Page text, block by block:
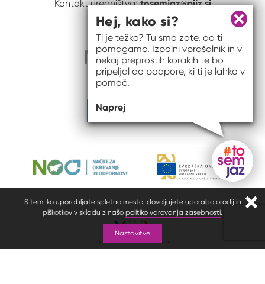
S tem, ko uporabljate spletno mesto, dovoljujete uporabo orodij in
piškotkov v skladu z našo politiko varovanja zasebnosti.
Nastavitve
Kontakt uredništva:tosemjaz@nijz.si
Gumb
Zapri
Hej, kako si?
Ti je težko? Tu smo zate, da ti
pomagamo. Izpolni vprašalnik in v
nekaj preprostih korakih te bo
pripeljal do podpore, ki ti je lahko v
pomoč.
Naprej